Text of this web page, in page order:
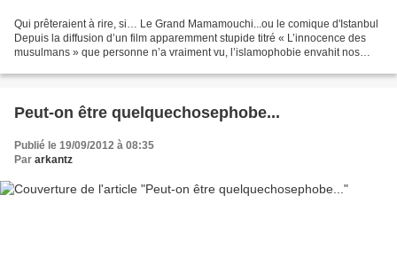
Qui prêteraient à rire, si… Le Grand Mamamouchi...ou le comique d'Istanbul
Depuis la diffusion d’un film apparemment stupide titré « L’innocence des
musulmans » que personne n’a vraiment vu, l’islamophobie envahit nos
Peut-on être quelquechosephobe...
Publié le 19/09/2012 à 08:35
Par arkantz